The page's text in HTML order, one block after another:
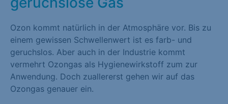
Ozon kommt natürlich in der Atmosphäre vor. Bis zu
einem gewissen Schwellenwert ist es farb- und
geruchslos. Aber auch in der Industrie kommt
vermehrt Ozongas als Hygienewirkstoff zum zur
Anwendung. Doch zuallererst gehen wir auf das
Ozongas genauer ein.